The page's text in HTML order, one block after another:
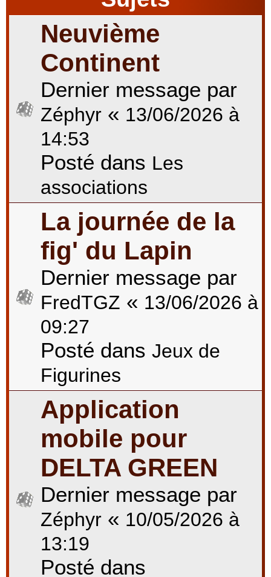
Neuvième
Continent
Dernier message par
Zéphyr « 13/06/2026 à
14:53
Posté dans Les
associations
La journée de la
fig' du Lapin
Dernier message par
FredTGZ « 13/06/2026 à
09:27
Posté dans Jeux de
Figurines
Application
mobile pour
DELTA GREEN
Dernier message par
Zéphyr « 10/05/2026 à
13:19
Posté dans